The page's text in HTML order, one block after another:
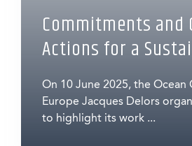
Commitments and
Actions for a
On 10 June 2025, the Ocean
Europe Jacques Delors
to highlight its work ...